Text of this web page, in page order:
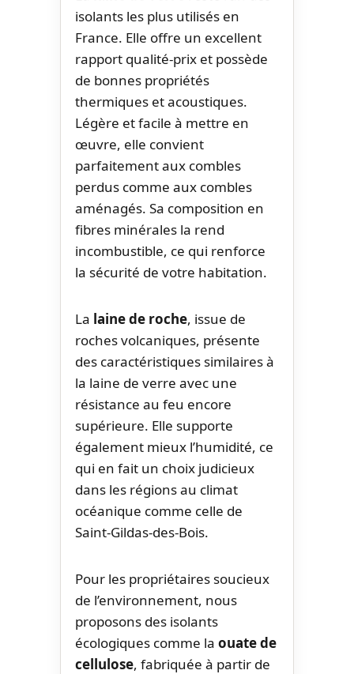
isolants les plus utilisés en
France. Elle offre un excellent
rapport qualité-prix et possède
de bonnes propriétés
thermiques et acoustiques.
Légère et facile à mettre en
œuvre, elle convient
parfaitement aux combles
perdus comme aux combles
aménagés. Sa composition en
fibres minérales la rend
incombustible, ce qui renforce
la sécurité de votre habitation.
La laine de roche, issue de
roches volcaniques, présente
des caractéristiques similaires à
la laine de verre avec une
résistance au feu encore
supérieure. Elle supporte
également mieux l’humidité, ce
qui en fait un choix judicieux
dans les régions au climat
océanique comme celle de
Saint-Gildas-des-Bois.
Pour les propriétaires soucieux
de l’environnement, nous
proposons des isolants
écologiques comme la ouate de
cellulose, fabriquée à partir de